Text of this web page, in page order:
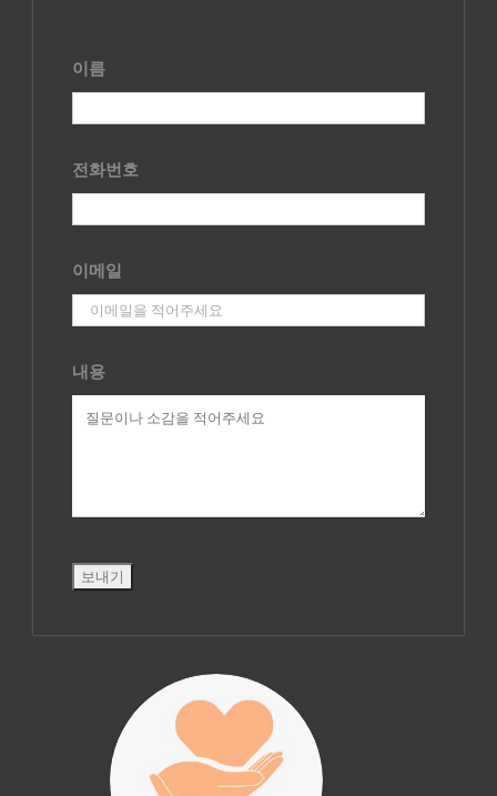
이름
전화번호
이메일
내용
진리횃불 사역은
여러분의 후원으